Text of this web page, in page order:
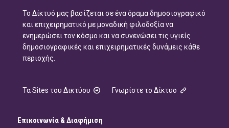
Το Δίκτυό μας βασίζεται σε ένα όραμα δημοσιογραφικό
και επιχειρηματικό με μοναδική φιλοδοξία να
ενημερώσει τον κόσμο και να συνενώσει τις υγιείς
δημοσιογραφικές και επιχειρηματικές δυνάμεις κάθε
περιοχής.
Τα Sites του Δικτύου Γνωρίστε το Δίκτυο
Επικοινωνία & Διαφήμιση